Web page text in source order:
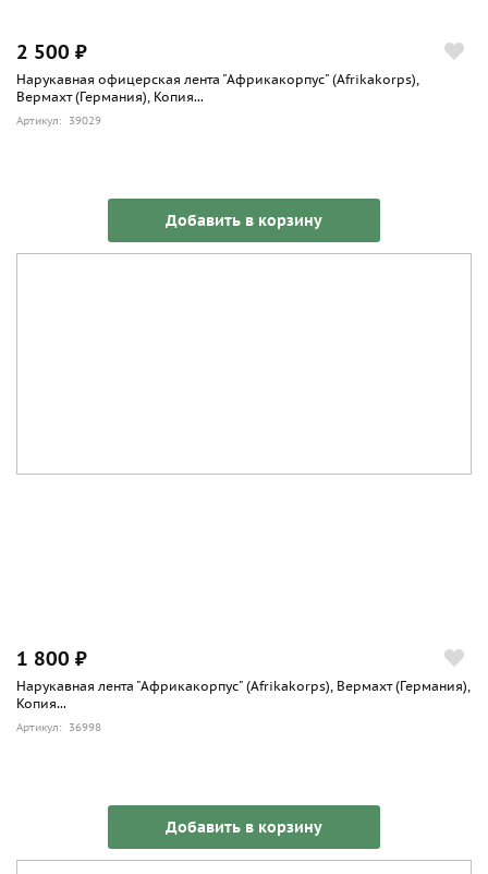
2 500 ₽
Нарукавная офицерская лента "Африкакорпус" (Afrikakorps),
Вермахт (Германия), Копия...
Артикул: 39029
Добавить в корзину
1 800 ₽
Нарукавная лента "Африкакорпус" (Afrikakorps), Вермахт (Германия),
Копия...
Артикул: 36998
Добавить в корзину